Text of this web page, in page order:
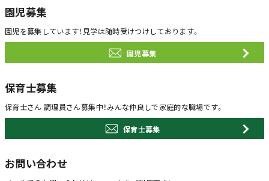
園児募集
園児を募集しています！ 見学は随時受けつけしております。
園児募集
保育士募集
保育士さん 調理員さん募集中！みんな仲良しで家庭的な職場です。
保育士募集
お問い合わせ